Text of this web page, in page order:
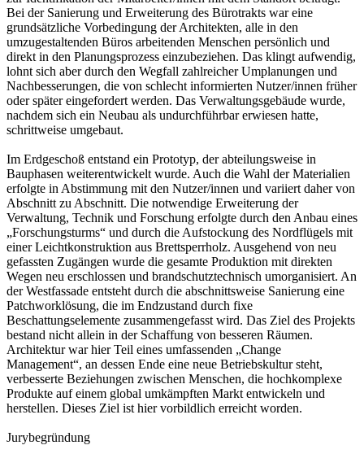
Bei der Sanierung und Erweiterung des Bürotrakts war eine
grundsätzliche Vorbedingung der Architekten, alle in den
umzugestaltenden Büros arbeitenden Menschen persönlich und
direkt in den Planungsprozess einzubeziehen. Das klingt aufwendig,
lohnt sich aber durch den Wegfall zahlreicher Umplanungen und
Nachbesserungen, die von schlecht informierten Nutzer/innen früher
oder später eingefordert werden. Das Verwaltungsgebäude wurde,
nachdem sich ein Neubau als undurchführbar erwiesen hatte,
schrittweise umgebaut.
Im Erdgeschoß entstand ein Prototyp, der abteilungsweise in
Bauphasen weiterentwickelt wurde. Auch die Wahl der Materialien
erfolgte in Abstimmung mit den Nutzer/innen und variiert daher von
Abschnitt zu Abschnitt. Die notwendige Erweiterung der
Verwaltung, Technik und Forschung erfolgte durch den Anbau eines
„Forschungsturms“ und durch die Aufstockung des Nordflügels mit
einer Leichtkonstruktion aus Brettsperrholz. Ausgehend von neu
gefassten Zugängen wurde die gesamte Produktion mit direkten
Wegen neu erschlossen und brandschutztechnisch umorganisiert. An
der Westfassade entsteht durch die abschnittsweise Sanierung eine
Patchworklösung, die im Endzustand durch fixe
Beschattungselemente zusammengefasst wird. Das Ziel des Projekts
bestand nicht allein in der Schaffung von besseren Räumen.
Architektur war hier Teil eines umfassenden „Change
Management“, an dessen Ende eine neue Betriebskultur steht,
verbesserte Beziehungen zwischen Menschen, die hochkomplexe
Produkte auf einem global umkämpften Markt entwickeln und
herstellen. Dieses Ziel ist hier vorbildlich erreicht worden.
Jurybegründung